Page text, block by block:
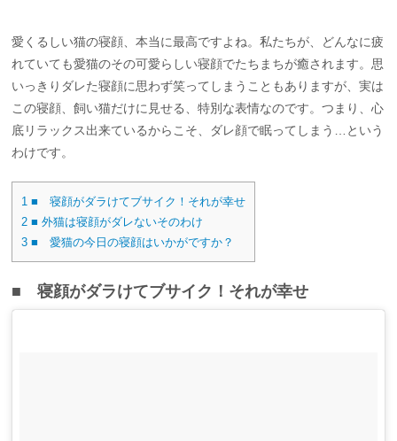
愛くるしい猫の寝顔、本当に最高ですよね。私たちが、どんなに疲
れていても愛猫のその可愛らしい寝顔でたちまちが癒されます。思
いっきりダレた寝顔に思わず笑ってしまうこともありますが、実は
この寝顔、飼い猫だけに見せる、特別な表情なのです。つまり、心
底リラックス出来ているからこそ、ダレ顔で眠ってしまう…という
わけです。
1 ■ 寝顔がダラけてブサイク！それが幸せ
2 ■ 外猫は寝顔がダレないそのわけ
3 ■ 愛猫の今日の寝顔はいかがですか？
■ 寝顔がダラけてブサイク！それが幸せ